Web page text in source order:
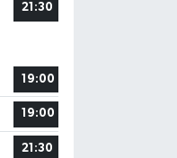
21:30
19:00
19:00
21:30